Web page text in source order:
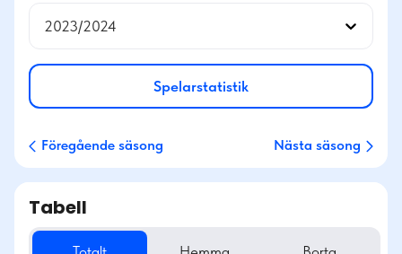
2023/2024
Spelarstatistik
Föregående säsong Nästa säsong
Tabell